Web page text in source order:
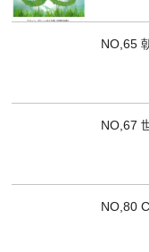
NO,65
NO,67
NO,80